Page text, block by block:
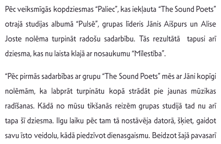
Pēc veiksmīgās kopdziesmas “Paliec”, kas iekļauta “The Sound Poets”
otrajā studijas albumā “Pulsē”, grupas līderis Jānis Aišpurs un Alise
Joste nolēma turpināt radošu sadarbību. Tās rezultātā tapusi arī
dziesma, kas nu laista klajā ar nosaukumu “Mīlestība”.
“Pēc pirmās sadarbības ar grupu “The Sound Poets” mēs ar Jāni kopīgi
nolēmām, ka labprāt turpinātu kopā strādāt pie jaunas mūzikas
radīšanas. Kādā no mūsu tikšanās reizēm grupas studijā tad nu arī
tapa šī dziesma. Ilgu laiku pēc tam tā nostāvēja datorā, šķiet, gaidot
savu īsto veidolu, kādā piedzīvot dienasgaismu. Beidzot šajā pavasarī